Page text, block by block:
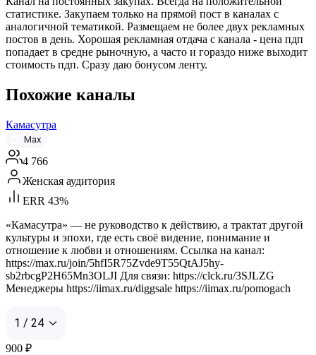
статистике. Закупаем только на прямой пост в каналах с
аналогичной тематикой. Размещаем не более двух рекламных
постов в день. Хорошая рекламная отдача с канала - цена пдп
попадает в средне рыночную, а часто и гораздо ниже выходит
стоимость пдп. Сразу даю бонусом ленту.
Похожие каналы
Камасутра
Max
4 766
Женская аудитория
ERR 43%
«Камасутра» — не руководство к действию, а трактат другой
культуры и эпохи, где есть своё видение, понимание и
отношение к любви и отношениям. Ссылка на канал:
https://max.ru/join/5hfI5R75Zvde9T55QtAJ5hy-
sb2rbcgP2H65Mn3OLJI Для связи: https://clck.ru/3SJLZG
Менеджеры https://iimax.ru/diggsale https://iimax.ru/pomogach
1 / 24
900 ₽